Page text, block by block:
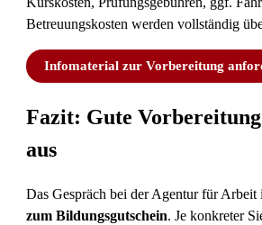
Betreuungskosten werden vollständig
Infomaterial zur Vorbereitung
Fazit: Gute
aus
Das Gespräch bei der Agentur für
zum Bildungsgutschein. Je konkreter